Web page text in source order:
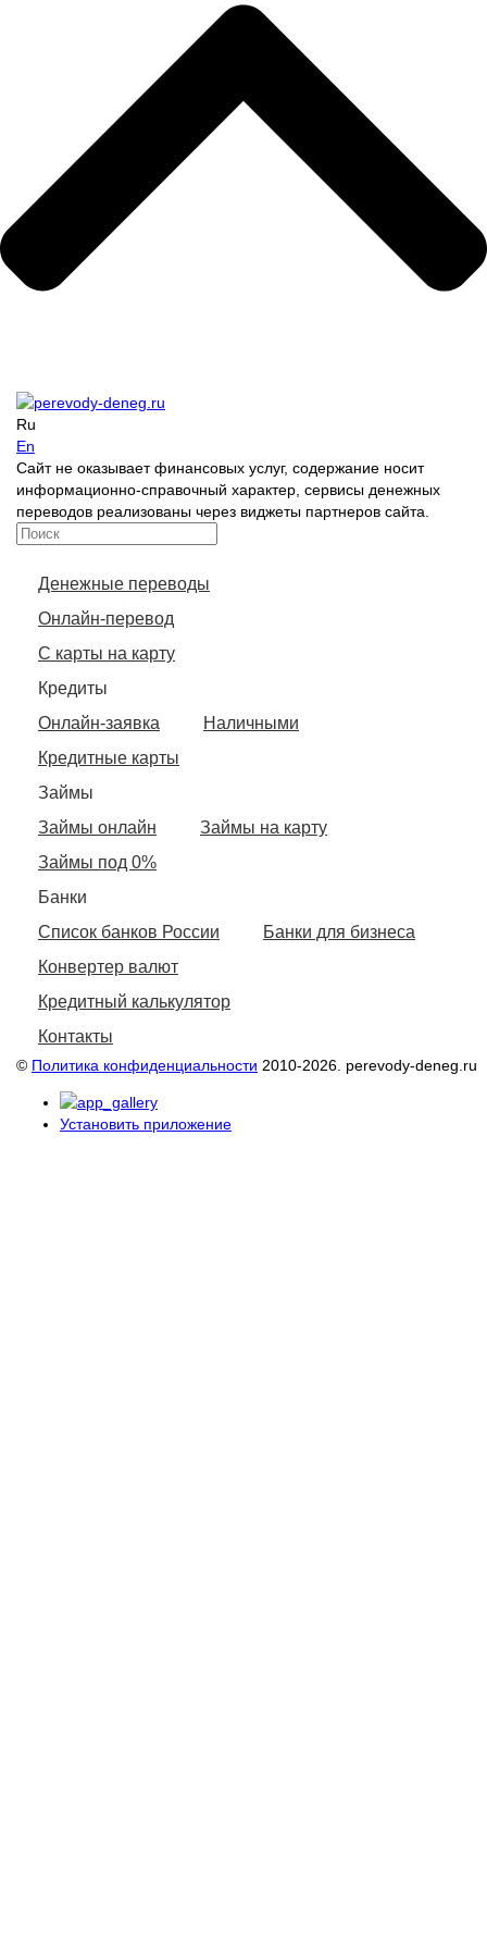
Ru
En
Сайт не оказывает финансовых услуг, содержание носит
информационно-справочный характер, сервисы денежных
переводов реализованы через виджеты партнеров сайта.
Денежные переводы
Онлайн-перевод
С карты на карту
Кредиты
Онлайн-заявка
Наличными
Кредитные карты
Займы
Займы онлайн
Займы на карту
Займы под 0%
Банки
Список банков России
Банки для бизнеса
Конвертер валют
Кредитный калькулятор
Контакты
© Политика конфиденциальности 2010-2026. perevody-deneg.ru
Установить приложение